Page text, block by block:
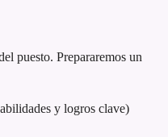
puesto. Prepararemos un
y logros clave)